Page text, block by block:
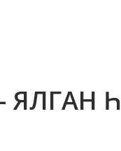
ЯЛГАН